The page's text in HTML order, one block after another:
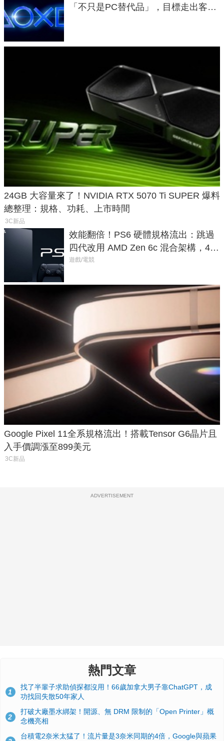
「不只是PC替代品」，目標走出客
24GB 大容量來了！NVIDIA RTX 5070 Ti SUPER 爆料
總整理：規格、功耗、上市時間
3C新品
效能翻倍！PS6 硬體規格流出：跳過
四代改用 AMD Zen 6c 混合架構，4K
120fps 與全光追時代來臨
遊戲/電競
Google Pixel 11全系規格流出！搭載Tensor G6晶片且
入手價調漲至899美元
3C新品
ADVERTISEMENT
熱門文章
1
找了半輩子求助偵探都沒用！66歲加拿大男子靠ChatGPT，成
功找回失散50年家人
2
打破大廠墨水綁架！開源、無 DRM 限制的「Open Printer」概
念機亮相
台積電2奈米太猛了！流片量是3奈米同期的4倍，Google與蘋果